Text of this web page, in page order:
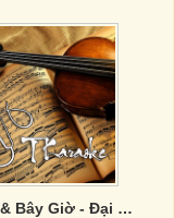
Ngày Ấy & Bây Giờ - Đại Nhân, Thanh Duy